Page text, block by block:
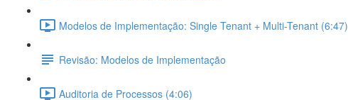
Modelos de Implementação: Single Tenant + Multi-Tenant (6:47)
Revisão: Modelos de Implementação
Auditoria de Processos (4:06)